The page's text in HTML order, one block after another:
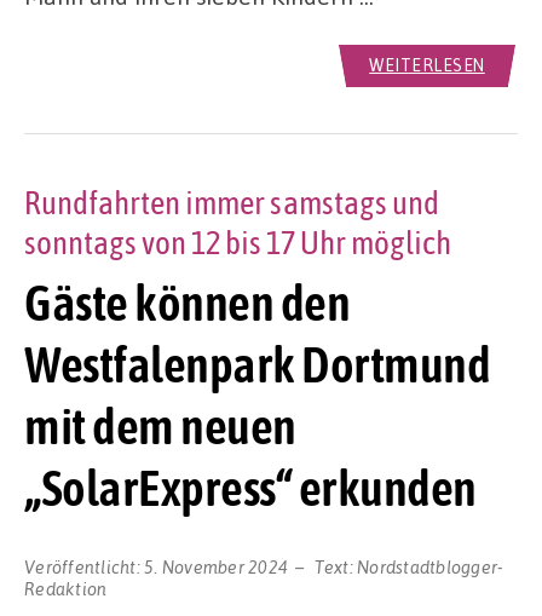
WEITERLESEN
Gäste können den
Westfalenpark Dortmund
mit dem neuen
„SolarExpress“ erkunden
Rundfahrten immer samstags und
sonntags von 12 bis 17 Uhr möglich
Veröffentlicht:5. November 2024 Text: Nordstadtblogger-
Redaktion